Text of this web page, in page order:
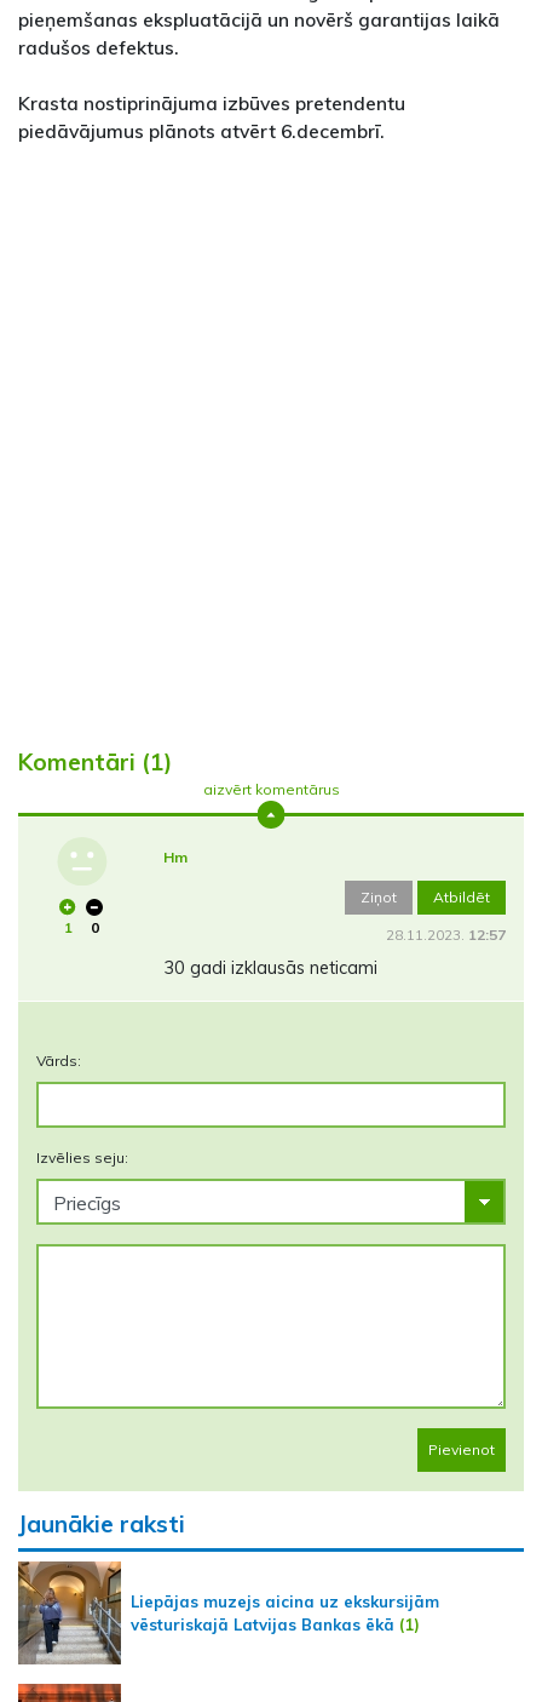
pieņemšanas ekspluatācijā un novērš garantijas laikā
radušos defektus.
Krasta nostiprinājuma izbūves pretendentu
piedāvājumus plānots atvērt 6.decembrī.
Komentāri (1)
aizvērt komentārus
1 0
Hm
Ziņot Atbildēt
28.11.2023. 12:57
30 gadi izklausās neticami
Vārds:
Izvēlies seju:
Pievienot
Jaunākie raksti
Liepājas muzejs aicina uz ekskursijām
vēsturiskajā Latvijas Bankas ēkā (1)